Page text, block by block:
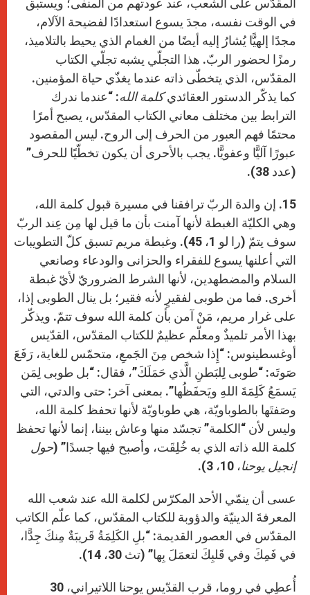
المقدّس على الشعب، عند عودتهم من المنفى؛ ويستبق
في الوقت نفسه، مجدَ يسوع استعدادًا لفضيحة الآلام،
مجدًا إلهيًّا يُشارُ إليه أيضًا من الغمام الذي يحيط بالتلاميذ،
رمزًا لحضور الربّ. هذا التجلّي يشبه تجلّي الكتاب
المقدّس، الذي يتخطّى ذاته عندما يغذّي حياة المؤمنين.
كما يذكّر الدستور العقائديكلمة الله: “عندما ندرك
الترابط بين مختلف معاني الكتاب المقدّس، يصبح أمرًا
محتمًا فهم العبور من الحرف إلى الروح. ليس المقصود
عبورًا آليًّا وعفويًّا. يجب بالأحرى أن يكون تخطّيًا للحرف”
(عدد 38).
15. إن والدة الربّ ترافقنا في مسيرة قبول كلمة الله،
وهي الكليّة الغبطة لأنها آمنت بأن ما قيل لها مِن عِند الربّ
سوف يتمّ (را لو 1، 45). وغبطة مريم تسبق كلّ التطويبات
التي أعلنها يسوع للفقراء والحزانى والودعاء وصانعي
السلام والمضطهدين، لأنها الشرط الضروريّ لأيّ غبطة
أخرى. فما من طوبى لفقيرٍ لأنه فقير؛ بل ينال الطوبى إذا،
على غرار مريم، مَنْ آمن بأن كلمة الله سوف تتمّ. ويذكّر
بهذا الأمر تلميذٌ ومعلّم عظيمٌ للكتاب المقدّس، القدّيس
أوغسطينوس: “إِذا شخص مِنَ الجَمعِ، متحمّس للغاية، رَفَعَ
صَوتَه: “طوبى لِلبَطنِ الَّذي حَمَلَكَ”، فقال: “بل طوبى لِمَن
يَسمَعُ كَلِمَةَ اللهِ ويَحفَظُها”. بمعنى آخر: حتى والدتي، التي
وصَفتَها بالطوباويّة، هي طوباويّة لأنها تحفظ كلمة الله،
وليس لأن “الكلمة” تجسّد منها وعاش بيننا، إنما لأنها تحفظ
كلمة الله ذاته الذي به خُلِقَت، وأصبح فيها جسدًا” (حول
إنجيل يوحنا، 10، 3).
عسى أن ينمّي الأحد المكرّس لكلمة الله عند شعب الله
المعرفةَ الدينيّة والدؤوبة للكتاب المقدّس، كما علّم الكاتب
المقدّس في العصور القديمة: “بلِ الكَلِمَةُ قَريبَةٌ مِنكَ جِدًّا،
في فَمِكَ وفي قَلبِكَ لتعمَلَ بِها” (تث 30، 14).
أُعطِي في روما، قرب القدّيس يوحنا اللاتيراني، 30